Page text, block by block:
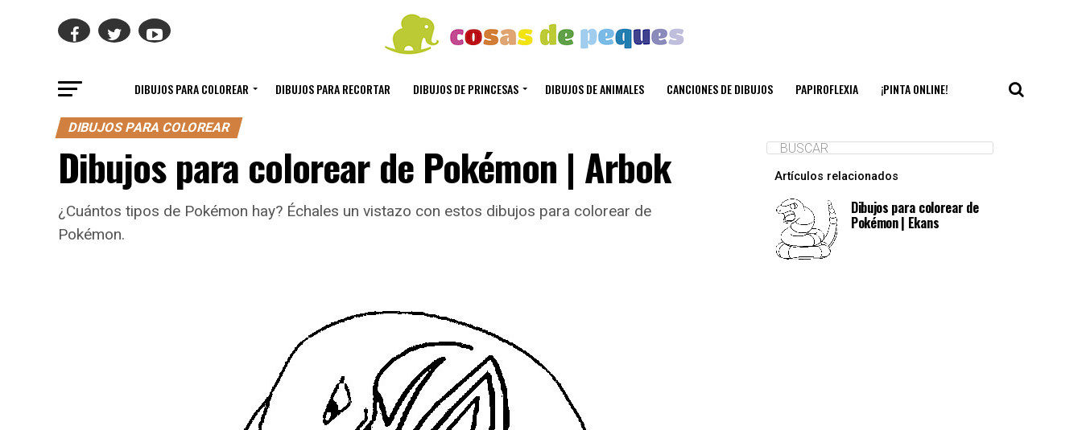
DIBUJOS PARA COLOREAR DIBUJOS PARA RECORTAR DIBUJOS DE PRINCESAS DIBUJOS DE ANIMALES CANCIONES DE DIBUJOS PAPIROFLEXIA ¡PINTA ONLINE!
DIBUJOS PARA COLOREAR
Dibujos para colorear de Pokémon | Arbok
¿Cuántos tipos de Pokémon hay? Échales un vistazo con estos dibujos para colorear de
Pokémon.
Artículos relacionados
Dibujos para colorear de
Pokémon | Ekans